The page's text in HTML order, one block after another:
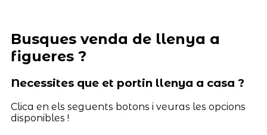
Busques venda de llenya a
figueres ?
Necessites que et portin llenya a casa ?
Clica en els seguents botons i veuras les opcions
disponibles !